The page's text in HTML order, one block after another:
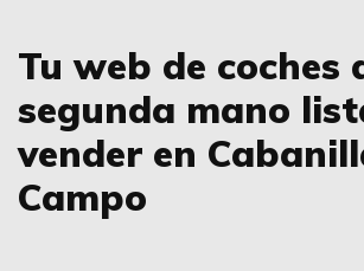
Tu web de coches
segunda mano
vender en
Campo